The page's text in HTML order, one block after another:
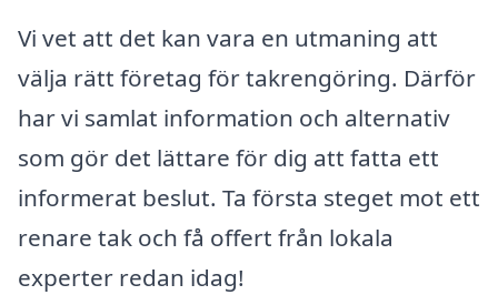
Vi vet att det kan vara en utmaning att
välja rätt företag för takrengöring. Därför
har vi samlat information och alternativ
som gör det lättare för dig att fatta ett
informerat beslut. Ta första steget mot ett
renare tak och få offert från lokala
experter redan idag!